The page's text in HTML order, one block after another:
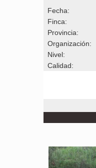
Fecha:
Finca:
Provincia:
Organización:
Nivel:
Calidad: